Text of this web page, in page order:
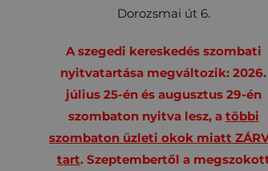
Dorozsmai út 6.
A szegedi kereskedés szombati
nyitvatartása megváltozik: 2026.
július 25-én és augusztus 29-én
szombaton nyitva lesz, a többi
szombaton üzleti okok miatt
tart. Szeptembertől a